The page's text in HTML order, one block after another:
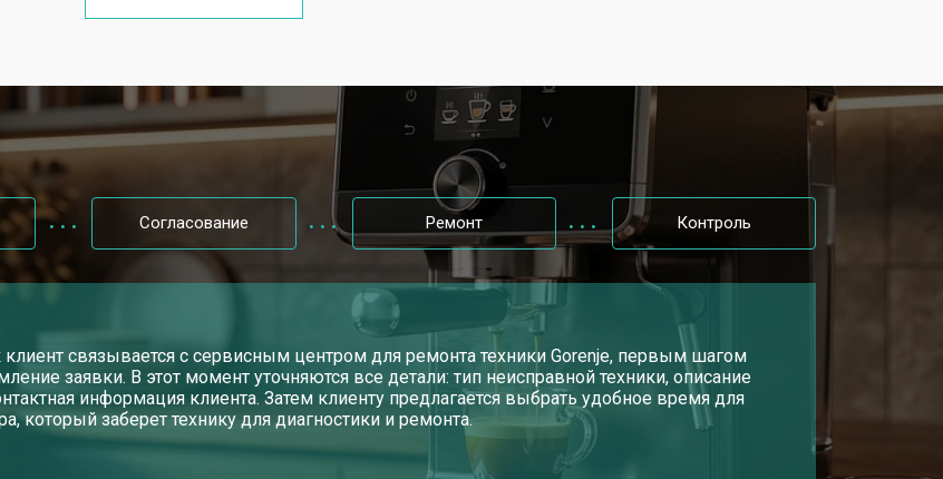
от 70 мин от 1900 ₽
от 50 мин от 2400 ₽ Заказать
Согласование Ремонт Контроль
клиент связывается с сервисным центром для ремонта техники Gorenje, первым шагом
заявки. В этот момент уточняются все детали: тип неисправной техники, описание
информация клиента. Затем клиенту предлагается выбрать удобное время для
который заберет технику для диагностики и ремонта.